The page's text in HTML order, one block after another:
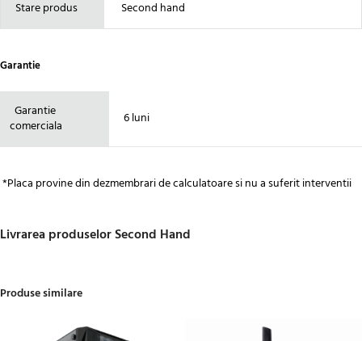
Stare produs Second hand
Garantie
Garantie
comerciala
6 luni
*Placa provine din dezmembrari de calculatoare si nu a suferit interventii
Livrarea produselor Second Hand
Produse similare